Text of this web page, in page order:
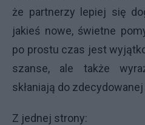
że partnerzy lepiej się
jakieś nowe, świetne
po prostu czas jest
szanse, ale także
skłaniają do
Z jednej strony: